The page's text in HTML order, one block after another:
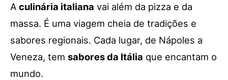
A culinária italiana vai além da pizza e da
massa. É uma viagem cheia de tradições e
sabores regionais. Cada lugar, de Nápoles a
Veneza, tem sabores da Itália que encantam o
mundo.